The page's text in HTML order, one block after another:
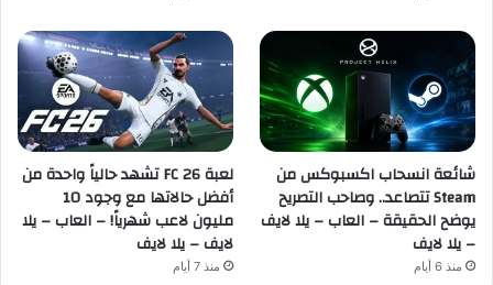
شائعة انسحاب اكسبوكس من
Steam تتصاعد.. وصاحب التصريح
يوضح الحقيقة – العاب – يلا لايف
– يلا لايف
منذ 6 أيام
لعبة FC 26 تشهد حالياً واحدة من
أفضل حالاتها مع وجود 10
مليون لاعب شهرياً! – العاب – يلا
لايف – يلا لايف
منذ 7 أيام